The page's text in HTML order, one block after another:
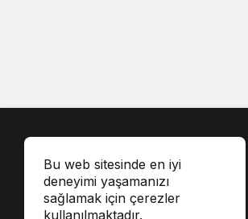
Bu web sitesinde en iyi
deneyimi yaşamanızı
sağlamak için çerezler
kullanılmaktadır.